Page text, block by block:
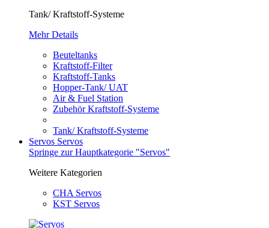
Tank/ Kraftstoff-Systeme
Mehr Details
Beuteltanks
Kraftstoff-Filter
Kraftstoff-Tanks
Hopper-Tank/ UAT
Air & Fuel Station
Zubehör Kraftstoff-Systeme
Tank/ Kraftstoff-Systeme
Servos Servos
Springe zur Hauptkategorie "Servos"
Weitere Kategorien
CHA Servos
KST Servos